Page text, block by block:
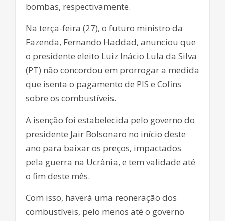
bombas, respectivamente.
Na terça-feira (27), o futuro ministro da
Fazenda, Fernando Haddad, anunciou que
o presidente eleito Luiz Inácio Lula da Silva
(PT) não concordou em prorrogar a medida
que isenta o pagamento de PIS e Cofins
sobre os combustíveis.
A isenção foi estabelecida pelo governo do
presidente Jair Bolsonaro no início deste
ano para baixar os preços, impactados
pela guerra na Ucrânia, e tem validade até
o fim deste mês.
Com isso, haverá uma reoneração dos
combustíveis, pelo menos até o governo